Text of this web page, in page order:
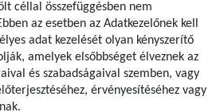
céllal összefüggésben nem
az esetben az Adatkezelőnek kell
adat kezelését olyan kényszerítő
amelyek elsőbbséget élveznek az
és szabadságaival szemben, vagy
érvényesítéséhez vagy